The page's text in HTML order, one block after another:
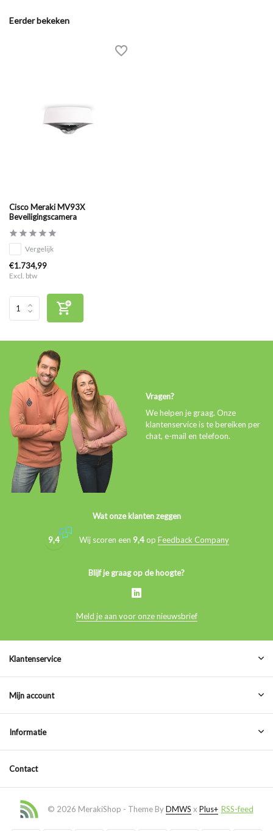
Eerder bekeken
Cisco Meraki MV93X
Beveiligingscamera
Vergelijk
€1.734,99
Excl. btw
Vragen?
We helpen je graag. Onze
klantenservice is te bereiken per
chat, e-mail en telefoon.
Wat onze klanten zeggen
9,4 Wij scoren een 9,4op Feedback Company
Blijf je graag op de hoogte?
Meld je aan voor onze nieuwsbrief
Klantenservice
Mijn account
Informatie
Contact
© 2026 MerakiShop - Theme ByDMWS x Plus+ RSS-feed